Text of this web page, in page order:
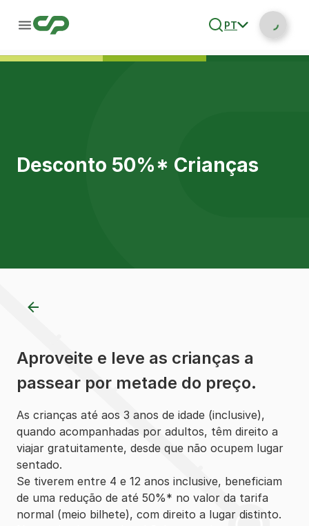
PT
Desconto 50%* Crianças
Aproveite e leve as crianças a
passear por metade do preço.
As crianças até aos 3 anos de idade (inclusive),
quando acompanhadas por adultos, têm direito a
viajar gratuitamente, desde que não ocupem lugar
sentado.
Se tiverem entre 4 e 12 anos inclusive, beneficiam
de uma redução de até 50%* no valor da tarifa
normal (meio bilhete), com direito a lugar distinto.